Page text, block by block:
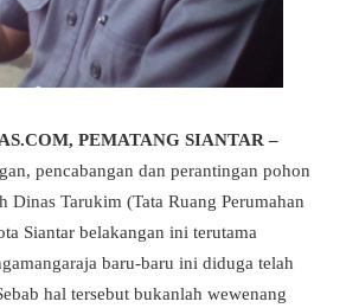
PEMATANG SIANTAR –
pencabangan dan perantingan pohon
Dinas Tarukim (Tata Ruang Perumahan
Siantar belakangan ini terutama
baru-baru ini diduga telah
hal tersebut bukanlah wewenang